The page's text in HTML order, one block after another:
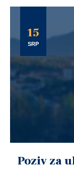
15
SRP
Poziv za